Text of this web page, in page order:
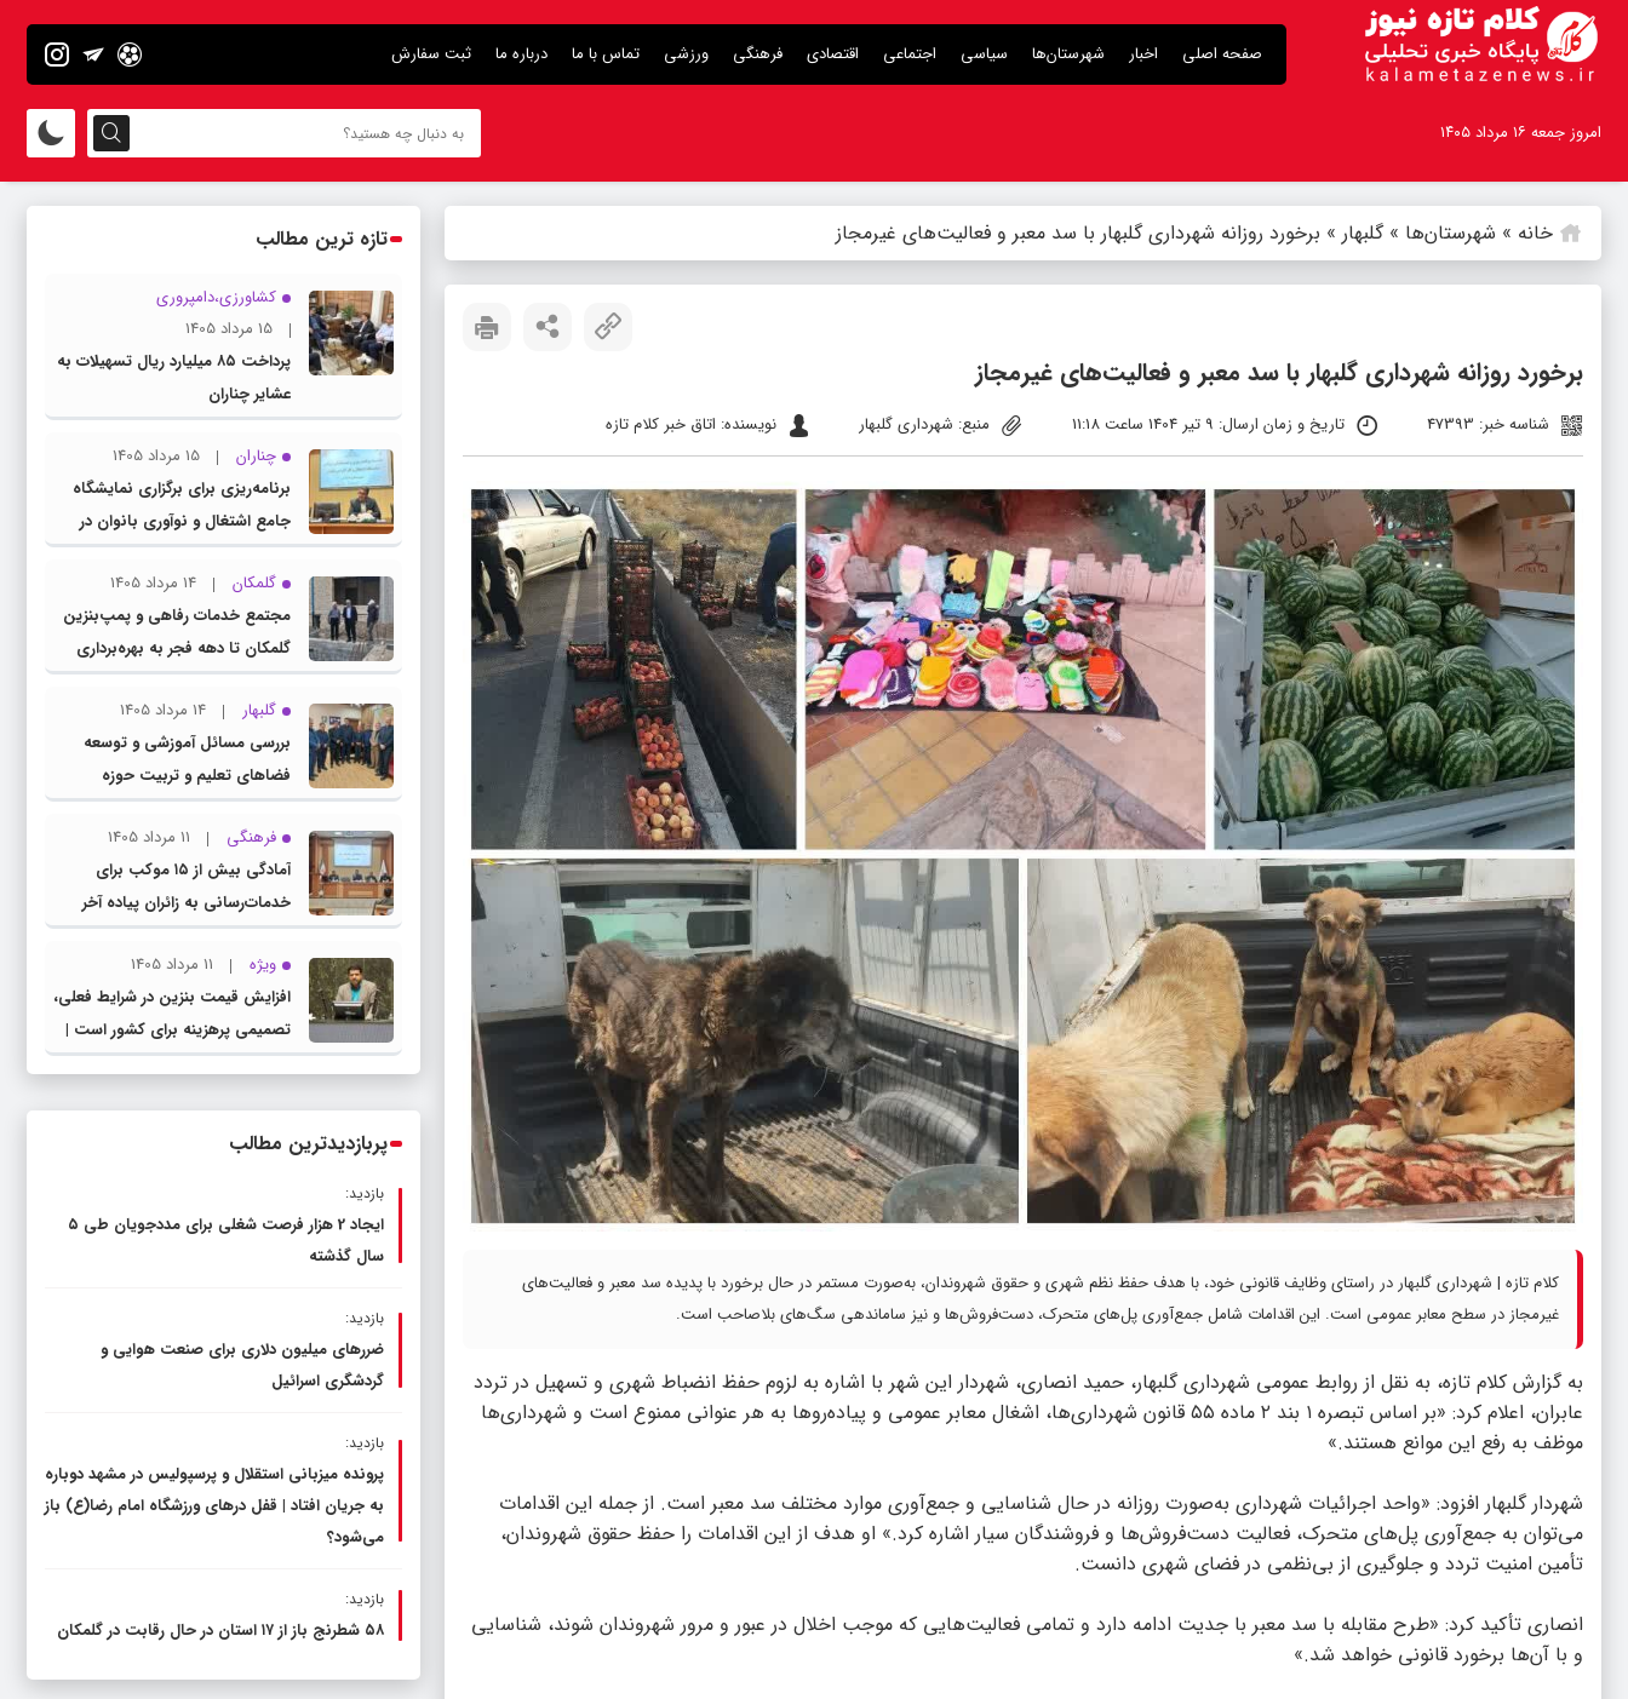
صفحه اصلی اخبار شهرستان‌ها سیاسی اجتماعی اقتصادی فرهنگی ورزشی تماس با ما درباره ما ثبت سفارش
امروز جمعه ۱۶ مرداد ۱۴۰۵
خانه » شهرستان‌ها »گلبهار » برخورد روزانه شهرداری گلبهار با سد معبر و فعالیت‌های غیرمجاز
برخورد روزانه شهرداری گلبهار با سد معبر و فعالیت‌های غیرمجاز
شناسه خبر: 47393 تاریخ و زمان ارسال: 9 تیر 1404 ساعت 11:18 منبع: شهرداری گلبهار نویسنده: اتاق خبر کلام تازه
کلام تازه | شهرداری گلبهار در راستای وظایف قانونی خود، با هدف حفظ نظم شهری و حقوق شهروندان، به‌صورت مستمر در حال برخورد با پدیده سد معبر و فعالیت‌های
غیرمجاز در سطح معابر عمومی است. این اقدامات شامل جمع‌آوری پل‌های متحرک، دست‌فروش‌ها و نیز ساماندهی سگ‌های بلاصاحب است.
به گزارش کلام تازه، به نقل از روابط عمومی شهرداری گلبهار، حمید انصاری، شهردار این شهر با اشاره به لزوم حفظ انضباط شهری و تسهیل در تردد
عابران، اعلام کرد: «بر اساس تبصره ۱ بند ۲ ماده ۵۵ قانون شهرداری‌ها، اشغال معابر عمومی و پیاده‌روها به هر عنوانی ممنوع است و شهرداری‌ها
موظف به رفع این موانع هستند.»
شهردار گلبهار افزود: «واحد اجرائیات شهرداری به‌صورت روزانه در حال شناسایی و جمع‌آوری موارد مختلف سد معبر است. از جمله این اقدامات
می‌توان به جمع‌آوری پل‌های متحرک، فعالیت دست‌فروش‌ها و فروشندگان سیار اشاره کرد.» او هدف از این اقدامات را حفظ حقوق شهروندان،
تأمین امنیت تردد و جلوگیری از بی‌نظمی در فضای شهری دانست.
انصاری تأکید کرد: «طرح مقابله با سد معبر با جدیت ادامه دارد و تمامی فعالیت‌هایی که موجب اخلال در عبور و مرور شهروندان شوند، شناسایی
و با آن‌ها برخورد قانونی خواهد شد.»
تازه ترین مطالب
کشاورزی،دامپروری
15 مرداد 1405
پرداخت ۸۵ میلیارد ریال تسهیلات به
عشایر چناران
چناران
15 مرداد 1405
برنامه‌ریزی برای برگزاری نمایشگاه
جامع اشتغال و نوآوری بانوان در
چناران
گلمکان
14 مرداد 1405
مجتمع خدمات رفاهی و پمپ‌بنزین
گلمکان تا دهه فجر به بهره‌برداری
می‌رسد
گلبهار
14 مرداد 1405
بررسی مسائل آموزشی و توسعه
فضاهای تعلیم و تربیت حوزه
انتخابیه در نشست مشترک عضو
کمیسیون آموزش مجلس با مدیرکل
آموزش و پرورش خراسان رضوی
فرهنگی
11 مرداد 1405
آمادگی بیش از ۱۵ موکب برای
خدمات‌رسانی به زائران پیاده آخر
صفر در شهرستان چناران
ویژه
11 مرداد 1405
افزایش قیمت بنزین در شرایط فعلی،
تصمیمی پرهزینه برای کشور است |
دولت، قاچاق سوخت و عوامل اصلی
پربازدیدترین مطالب
بازدید:
ایجاد 2 هزار فرصت شغلی برای مددجویان طی ۵
سال گذشته
بازدید:
ضررهای میلیون دلاری برای صنعت هوایی و
گردشگری اسرائیل
بازدید:
پرونده میزبانی استقلال و پرسپولیس در مشهد دوباره
به جریان افتاد | قفل در‌های ورزشگاه امام رضا(ع) باز
می‌شود؟
بازدید:
۵۸ شطرنج‌ باز از ۱۷ استان در حال رقابت در گلمکان